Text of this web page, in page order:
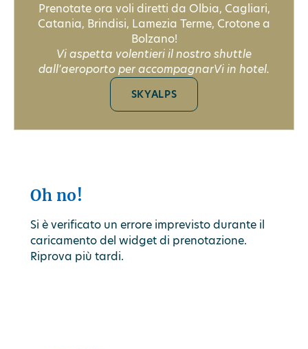
Prenotate ora voli diretti da Olbia, Cagliari,
Catania, Brindisi, Lamezia Terme, Crotone a
Bolzano!
Vi aspetta volentieri il nostro shuttle
dall'aeroporto per accompagnarVi in hotel.
SKYALPS
Oh no!
Si è verificato un errore imprevisto durante il
caricamento del widget di prenotazione.
Riprova più tardi.